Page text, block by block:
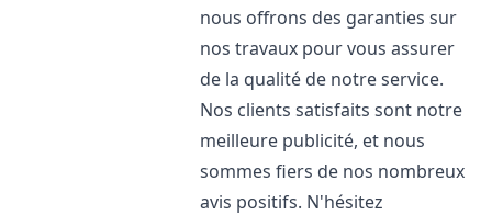
nous offrons des garanties sur
nos travaux pour vous assurer
de la qualité de notre service.
Nos clients satisfaits sont notre
meilleure publicité, et nous
sommes fiers de nos nombreux
avis positifs. N'hésitez